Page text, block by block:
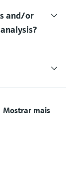
and/or
Mostrar mais